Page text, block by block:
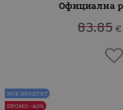
Официална
83.85 €
НОВ ПРОДУКТ
ПРОМО -40%